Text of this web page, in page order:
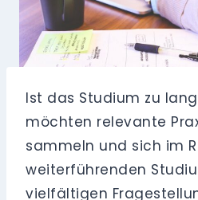
Ist das Studium zu
möchten relevante
sammeln und sich im
weiterführenden
vielfältigen